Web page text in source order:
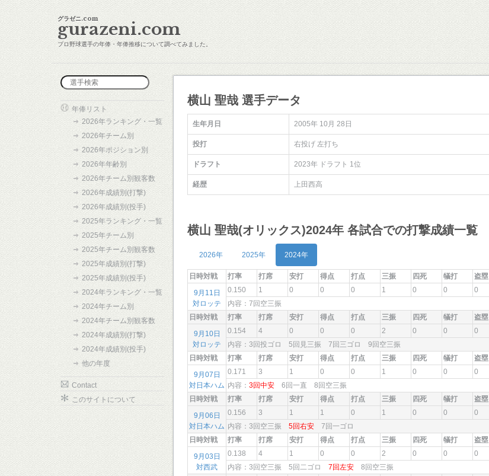
グラゼニ.com
gurazeni.com
プロ野球選手の年俸・年俸推移について調べてみました。
年俸リスト
2026年ランキング・一覧
2026年チーム別
2026年ポジション別
2026年年齢別
2026年チーム別観客数
2026年成績別(打撃)
2026年成績別(投手)
2025年ランキング・一覧
2025年チーム別
2025年チーム別観客数
2025年成績別(打撃)
2025年成績別(投手)
2024年ランキング・一覧
2024年チーム別
2024年チーム別観客数
2024年成績別(打撃)
2024年成績別(投手)
他の年度
Contact
このサイトについて
横山 聖哉 選手データ
生年月日 2005年 10月 28日
投打 右投げ 左打ち
ドラフト 2023年 ドラフト 1位
経歴 上田西高
横山 聖哉(オリックス)2024年 各試合での打撃成績一覧
2026年 2025年 2024年
日時対戦 打率 打席 安打 得点 打点 三振 四死 犠打 盗塁
9月11日
対ロッテ
0.150 1 0 0 0 1 0 0 0
内容：7回空三振
日時対戦
打率 打席 安打 得点 打点 三振 四死 犠打 盗塁
9月10日
対ロッテ
0.154 4 0 0 0 2 0 0 0
内容：3回投ゴロ 5回見三振 7回三ゴロ 9回空三振
日時対戦
打率 打席 安打 得点 打点 三振 四死 犠打 盗塁
9月07日
対日本ハム
0.171 3 1 0 0 1 0 0 0
内容： 3回中安 6回一直 8回空三振
日時対戦
打率 打席 安打 得点 打点 三振 四死 犠打 盗塁
9月06日
対日本ハム
0.156 3 1 1 0 1 0 0 0
内容：3回空三振 5回右安 7回一ゴロ
日時対戦
打率 打席 安打 得点 打点 三振 四死 犠打 盗塁
9月03日
対西武
0.138 4 1 0 0 2 0 0 0
内容：3回空三振 5回二ゴロ 7回左安 8回空三振